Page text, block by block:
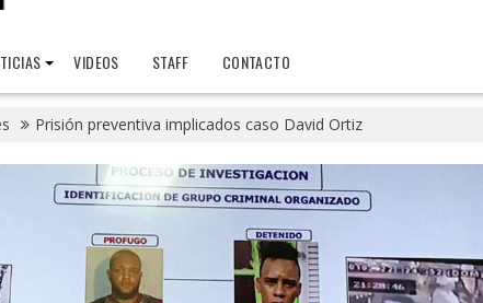
VIDEOS STAFF CONTACTO
Prisión preventiva implicados caso David Ortiz